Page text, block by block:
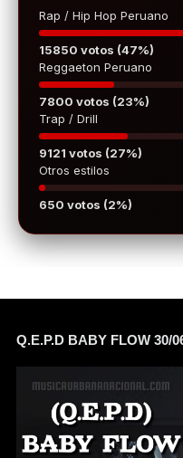
Rap / Hip Hop Peruano
15850 votos (47%)
Reggaeton Peruano
7800 votos (23%)
Trap / Drill
9121 votos (27%)
Otros estilos
650 votos (2%)
Q.E.P.D BABY FLOW 30/